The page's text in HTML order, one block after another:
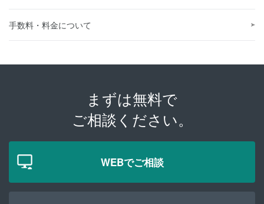
手数料・料金について
まずは無料で
ご相談ください。
WEBでご相談